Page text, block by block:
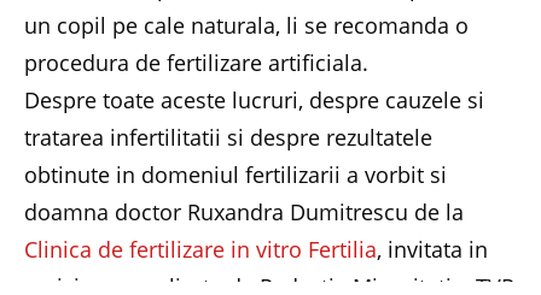
un copil pe cale naturala, li se recomanda o
procedura de fertilizare artificiala.
Despre toate aceste lucruri, despre cauzele si
tratarea infertilitatii si despre rezultatele
obtinute in domeniul fertilizarii a vorbit si
doamna doctor Ruxandra Dumitrescu de la
Clinica de fertilizare in vitro Fertilia, invitata in
emisiunea realizata de Redactia Minoritati a TVR